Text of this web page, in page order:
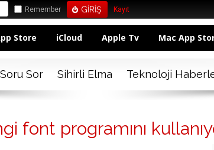
Remember Kayıt
Store iCloud Apple Tv Mac App
Sor Sihirli Elma Teknoloji
font programını